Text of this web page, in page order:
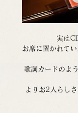
実は
お席に置かれて
歌詞カードのよ
よりお2人らし